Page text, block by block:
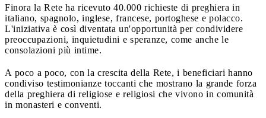
Finora la Rete ha ricevuto 40.000 richieste di preghiera in
italiano, spagnolo, inglese, francese, portoghese e polacco.
L'iniziativa è così diventata un'opportunità per condividere
preoccupazioni, inquietudini e speranze, come anche le
consolazioni più intime.
A poco a poco, con la crescita della Rete, i beneficiari hanno
condiviso testimonianze toccanti che mostrano la grande forza
della preghiera di religiose e religiosi che vivono in comunità
in monasteri e conventi.